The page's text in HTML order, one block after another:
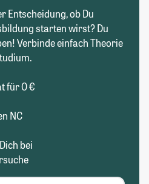
Entscheidung, ob Du
starten wirst? Du
Verbinde einfach Theorie
für 0 €
NC
bei